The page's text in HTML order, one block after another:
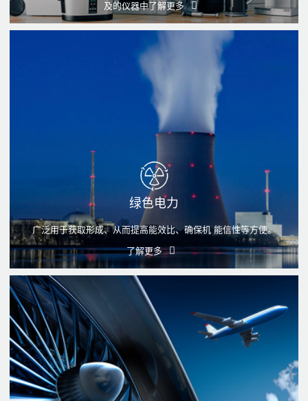
及的仪器中了解更多
绿色电力
广泛用于获取形成、从而提高能效比、确保机 能信性等方便。
了解更多